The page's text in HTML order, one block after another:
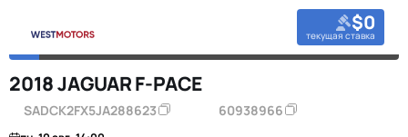
$0
текущая ставка
2018 JAGUAR F-PACE
SADCK2FX5JA288623 60938966